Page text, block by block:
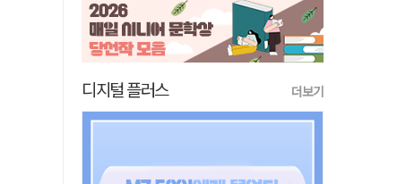
디지털 플러스 더보기